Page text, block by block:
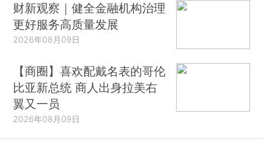
财新观察｜健全金融机构治理
更好服务高质量发展
2026年08月09日
【商圈】喜欢配戴名表的哥伦
比亚新总统 商人出身拉美右
翼又一员
2026年08月09日